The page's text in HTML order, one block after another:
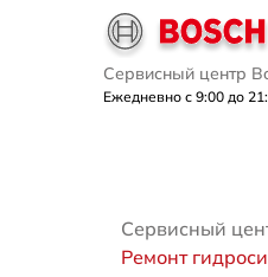
Сервисный центр
Ежедневно с 9:00 до
Сервисный
Ремонт